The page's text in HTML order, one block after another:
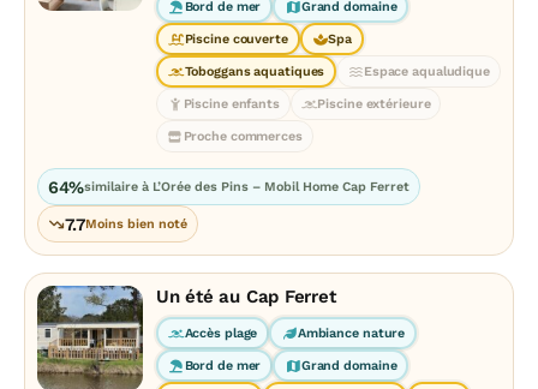
Bord de mer Grand domaine
Piscine couverte Spa
Toboggans aquatiques Espace aqualudique
Piscine enfants Piscine extérieure
Proche commerces
64%similaire à L’Orée des Pins – Mobil Home Cap Ferret
7.7Moins bien noté
Un été au Cap Ferret
Accès plage Ambiance nature
Bord de mer Grand domaine